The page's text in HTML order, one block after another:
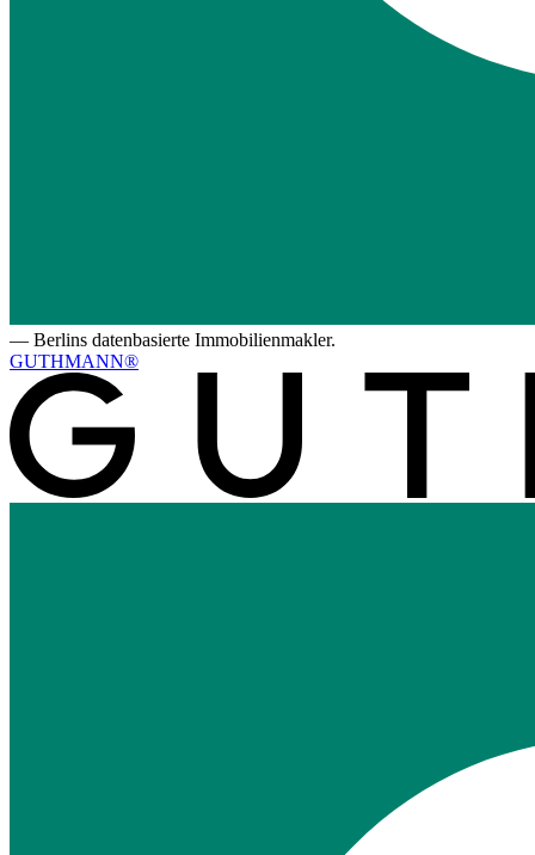
— Berlins datenbasierte Immobilienmakler.
GUTHMANN®